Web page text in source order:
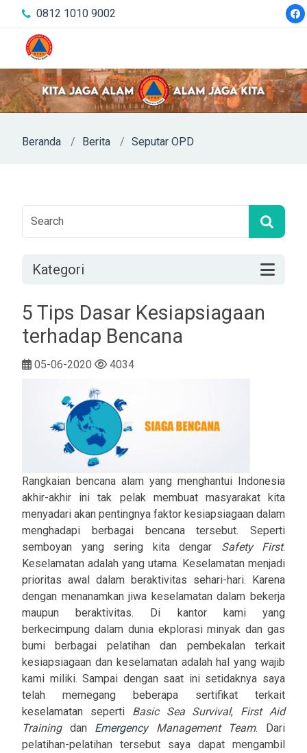
0812 1010 9002
Beranda Berita Seputar OPD
Kategori
5 Tips Dasar Kesiapsiagaan
terhadap Bencana
05-06-2020 4034
Rangkaian bencana alam yang menghantui Indonesia
akhir-akhir ini tak pelak membuat masyarakat kita
menyadari akan pentingnya faktor kesiapsiagaan dalam
menghadapi berbagai bencana tersebut. Seperti
semboyan yang sering kita dengar Safety First.
Keselamatan adalah yang utama. Keselamatan menjadi
prioritas awal dalam beraktivitas sehari-hari. Karena
dengan menanamkan jiwa keselamatan dalam bekerja
maupun beraktivitas. Di kantor kami yang
berkecimpung dalam dunia ekplorasi minyak dan gas
bumi berbagai pelatihan dan pembekalan terkait
kesiapsiagaan dan keselamatan adalah hal yang wajib
kami miliki. Sampai dengan saat ini setidaknya saya
telah memegang beberapa sertifikat terkait
keselamatan seperti Basic Sea Survival, First Aid
Trainingdan EmergencyManagement Team. Dari
pelatihan-pelatihan tersebut saya dapat mengambil